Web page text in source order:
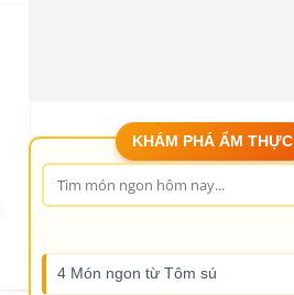
KHÁM PHÁ ẨM THỰC
4 Món ngon từ Tôm sú